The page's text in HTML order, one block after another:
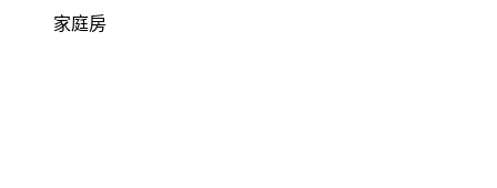
家庭房